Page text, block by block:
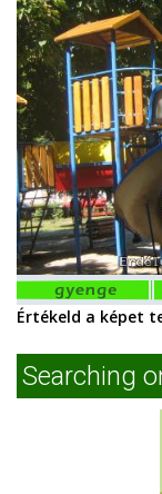
Értékeld a képet
Searching